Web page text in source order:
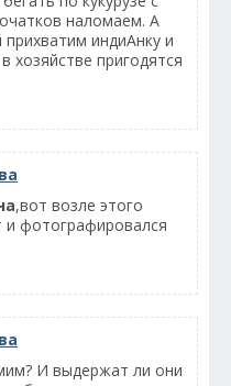
наломаем. А
индиАнку и
хозяйстве пригодятся
,вот возле этого
и фотографировался
И выдержат ли они